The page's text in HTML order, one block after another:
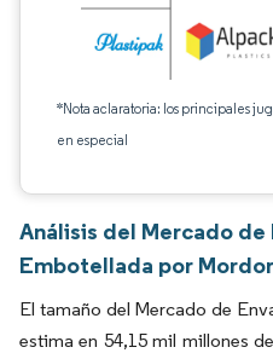
*Nota aclaratoria: los principales
en especial
Análisis del Mercado de
Embotellada por
El tamaño del Mercado de
estima en 54,15 mil millones